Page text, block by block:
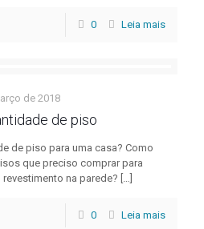
0 Leia mais
de 2018
de piso
de piso para uma casa? Como
que preciso comprar para
na parede? […]
0 Leia mais